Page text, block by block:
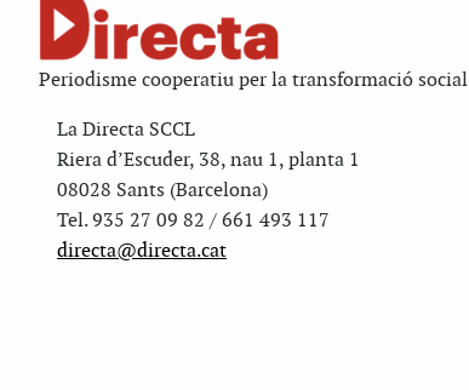
Periodisme cooperatiu per la transformació social
La Directa SCCL
Riera d’Escuder, 38, nau 1, planta 1
08028 Sants (Barcelona)
Tel. 935 27 09 82 / 661 493 117
directa@directa.cat